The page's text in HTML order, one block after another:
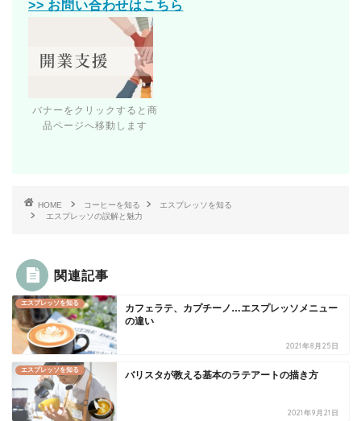
>> お問い合わせはこちら
バナーをクリックすると商
品ページへ移動します
HOME コーヒーを知る
エスプレッソを知る
エスプレッソの誤解と魅力
関連記事
エスプレッソを知る
カフェラテ、カプチーノ…エスプレッソメニュー
の違い
2021年8月25日
エスプレッソを知る バリスタが教える基本のラテアートの描き方
2021年9月21日